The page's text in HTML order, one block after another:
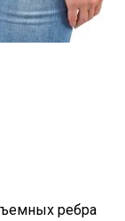
ребра